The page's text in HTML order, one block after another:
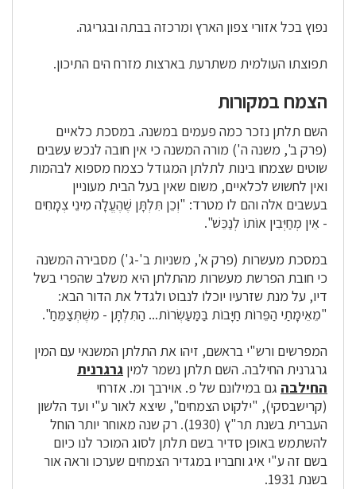
נפוץ בכל אזורי צפון הארץ ומרכזה בבתה ובגריגה.
תפוצתו העולמית משתרעת בארצות מזרח הים התיכון.
הצמח במקורות
השם תלתן נזכר כמה פעמים במשנה. במסכת כלאיים
(פרק ב', משנה ה') מורה המשנה כי אין חובה לנכש עשבים
שוטים שצמחו בינות לתלתן המגודל כצמח מספוא לבהמות
ואין לחשוש לכלאיים, משום שאין בעל הבית מעוניין
בעשבים אלה והם לו מטרד: "וְכֵן תִּלְתָּן שֶׁהֶעֱלָה מִינֵי צְמָחִים
- אֵין מְחַיְּבִין אוֹתוֹ לְנַכֵּשׁ".
במסכת מעשרות (פרק א', משניות ב'-ג') מסבירה המשנה
כי חובת הפרשת מעשרות מהתלתן היא משלב שהפרי בשל
דיו, על מנת שזרעיו יוכלו לנבוט ולגדל את הדור הבא:
"מֵאֵימָתַי הַפֵּרוֹת חַיָּבוֹת בַּמַּעַשְׂרוֹת... הַתִּלְתָּן - מִשֶּׁתְּצַמֵּחַ".
המפרשים ורש"י בראשם, זיהו את התלתן המשנאי עם המין
גרגרנית החילבה. השם תלתן נשמר למין גרגרנית
החילבה גם במילונם של פ. אוירבך ומ. אזרחי
(קרישבסקי), "ילקוט הצמחים", שיצא לאור ע"י ועד הלשון
העברית בשנת תר"ץ (1930). רק שנה מאוחר יותר הוחל
להשתמש באופן סדיר בשם תלתן לסוג המוכר לנו כיום
בשם זה ע"י איג וחבריו במגדיר הצמחים שערכו וראה אור
בשנת 1931.